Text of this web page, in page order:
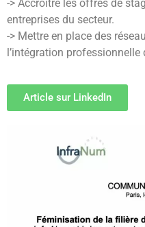
-> Accroître les offres de
entreprises du secteur.
-> Mettre en place des
l’intégration professionnelle
Article sur LinkedIn